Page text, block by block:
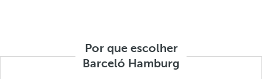
Por que escolher
Barceló Hamburg